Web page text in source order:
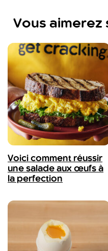
Vous aimerez
Voici comment réussir
une salade aux œufs à
la perfection